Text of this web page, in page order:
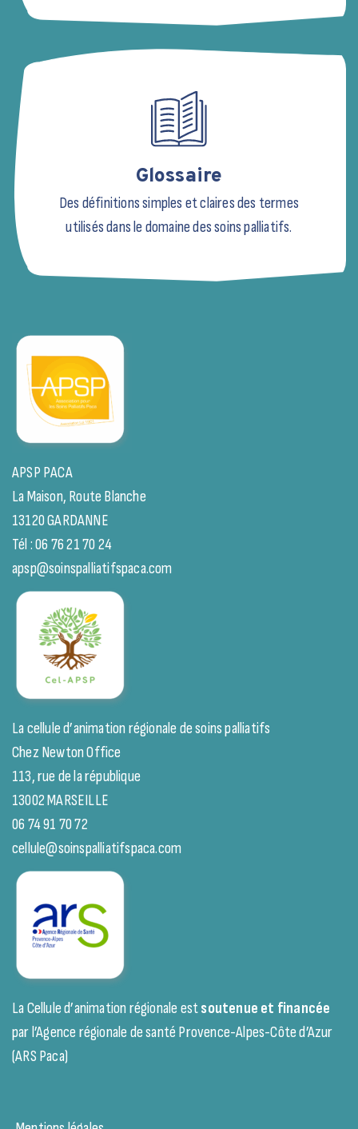
Glossaire
Des définitions simples et claires des termes
utilisés dans le domaine des soins palliatifs.
APSP PACA
La Maison, Route Blanche
13120 GARDANNE
Tél : 06 76 21 70 24
apsp@soinspalliatifspaca.com
La cellule d’animation régionale de soins palliatifs
Chez Newton Office
113, rue de la république
13002 MARSEILLE
06 74 91 70 72
cellule@soinspalliatifspaca.com
La Cellule d’animation régionale estsoutenue et financée
par l’Agence régionale de santé Provence-Alpes-Côte d’Azur
(ARS Paca)